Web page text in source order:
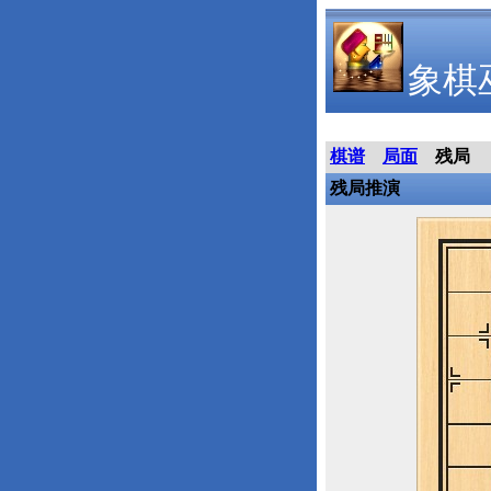
象棋
棋谱 局面
残局
残局推演